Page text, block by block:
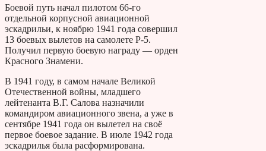
Боевой путь начал пилотом 66-го
отдельной корпусной авиационной
эскадрильи, к ноябрю 1941 года совершил
13 боевых вылетов на самолете Р-5.
Получил первую боевую награду — орден
Красного Знамени.
В 1941 году, в самом начале Великой
Отечественной войны, младшего
лейтенанта В.Г. Салова назначили
командиром авиационного звена, а уже в
сентябре 1941 года он вылетел на своё
первое боевое задание. В июле 1942 года
эскадрилья была расформирована.